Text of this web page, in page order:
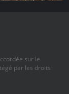
sur le
par les droits